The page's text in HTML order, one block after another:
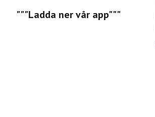
"""Ladda ner vår app"""